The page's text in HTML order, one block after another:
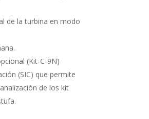
de la turbina en modo
(Kit-C-9N)
(SIC) que permite
de los kit